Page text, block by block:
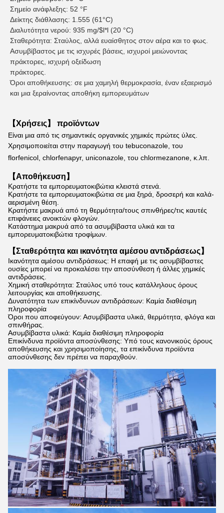
Σημείο ανάφλεξης: 52 °F
Δείκτης διάθλασης: 1.555 (61°C)
Διαλυτότητα νερού: 935 mg/$l*l (20 °C)
Σταθερότητα: Σταύλος, αλλά ευαίσθητος στον αέρα και το φως.
Ασυμβίβαστος με τις ισχυρές βάσεις, ισχυροί μειώνοντας
πράκτορες, ισχυρή οξείδωση
πράκτορες.
Όροι αποθήκευσης: σε μια χαμηλή θερμοκρασία, έναν εξαερισμό
και μια ξεραίνοντας αποθήκη εμπορευμάτων
【Χρήσεις】 προϊόντων
Είναι μια από τις σημαντικές οργανικές χημικές πρώτες ύλες.
Χρησιμοποιείται στην παραγωγή του tebuconazole, του
florfenicol, chlorfenapyr, uniconazole, του chlormezanone, κ.λπ.
【Αποθήκευση】
Κρατήστε τα εμπορευματοκιβώτια κλειστά στενά.
Κρατήστε τα εμπορευματοκιβώτια σε μια ξηρά, δροσερή και καλά-
αερισμένη θέση.
Κρατήστε μακρυά από τη θερμότητα/τους σπινθήρες/τις καυτές
επιφάνειες ανοικτών φλογών.
Κατάστημα μακρυά από τα ασυμβίβαστα υλικά και τα
εμπορευματοκιβώτια τροφίμων.
【Σταθερότητα και ικανότητα αμέσου αντιδράσεως】
Ικανότητα αμέσου αντιδράσεως: Η επαφή με τις ασυμβίβαστες
ουσίες μπορεί να προκαλέσει την αποσύνθεση ή άλλες χημικές
αντιδράσεις.
Χημική σταθερότητα: Σταύλος υπό τους κατάλληλους όρους
λειτουργίας και αποθήκευσης.
Δυνατότητα των επικίνδυνων αντιδράσεων: Καμία διαθέσιμη
πληροφορία
Όροι που αποφεύγουν: Ασυμβίβαστα υλικά, θερμότητα, φλόγα και
σπινθήρας.
Ασυμβίβαστα υλικά: Καμία διαθέσιμη πληροφορία
Επικίνδυνα προϊόντα αποσύνθεσης: Υπό τους κανονικούς όρους
αποθήκευσης και χρησιμοποίησης, τα επικίνδυνα προϊόντα
αποσύνθεσης δεν πρέπει να παραχθούν.